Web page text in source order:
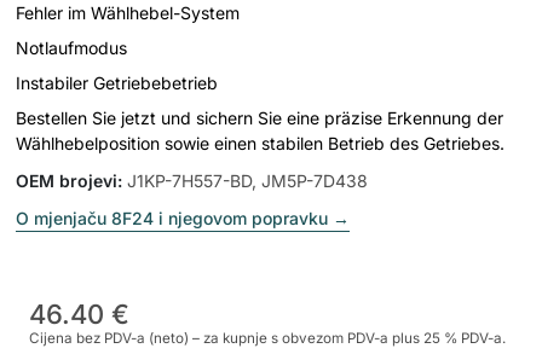
Fehler im Wählhebel-System
Notlaufmodus
Instabiler Getriebebetrieb
Bestellen Sie jetzt und sichern Sie eine präzise Erkennung der
Wählhebelposition sowie einen stabilen Betrieb des Getriebes.
OEM brojevi: J1KP-7H557-BD, JM5P-7D438
O mjenjaču 8F24 i njegovom popravku →
46.40 €
Cijena bez PDV-a (neto) – za kupnje s obvezom PDV-a plus 25 % PDV-a.